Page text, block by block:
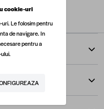
cookie-uri
Le folosim pentru
de navigare. In
pentru a